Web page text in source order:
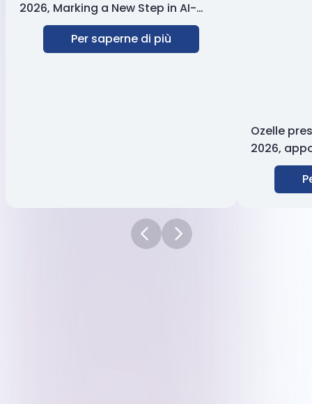
2026, Marking a New Step in AI-
Powered Hematology
Per saperne di più
Ozelle
2026,